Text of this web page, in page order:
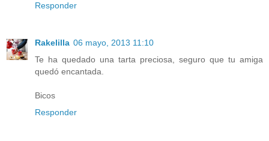
Responder
Rakelilla 06 mayo, 2013 11:10
Te ha quedado una tarta preciosa, seguro que tu amiga
quedó encantada.
Bicos
Responder